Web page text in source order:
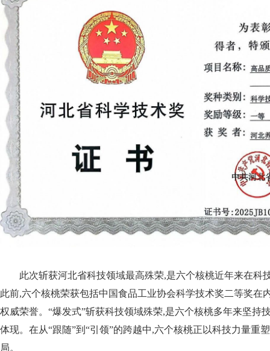
此次斩获河北省科技领域最高殊荣,是六个核桃近年来在科
此前,六个核桃荣获包括中国食品工业协会科学技术奖二等奖在
权威荣誉。“爆发式”斩获科技领域殊荣,是六个核桃多年来坚持
体现。在从“跟随”到“引领”的跨越中,六个核桃正以科技力量重
局。